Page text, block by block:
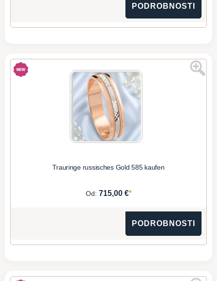
PODROBNOSTI
Trauringe russisches Gold 585 kaufen
Od: 715,00 €*
PODROBNOSTI